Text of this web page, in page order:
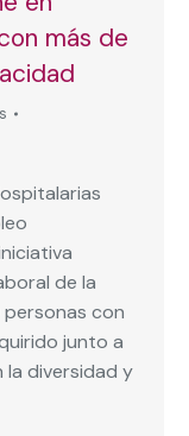
más de
de la
con
junto a
la diversidad y